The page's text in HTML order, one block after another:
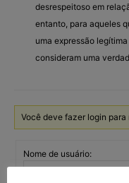
desrespeitoso em
entanto, para aqueles
uma expressão
consideram uma
Você deve fazer login
Nome de usuário: